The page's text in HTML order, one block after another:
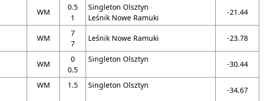
WM
0.5
1
Singleton Olsztyn
Leśnik Nowe Ramuki
-21.44
WM
7
7
Leśnik Nowe Ramuki -23.78
WM
0
0.5
Singleton Olsztyn
-30.44
WM 1.5 Singleton Olsztyn
-34.67